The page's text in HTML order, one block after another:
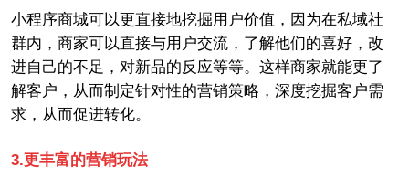
小程序商城可以更直接地挖掘用户价值，因为在私域社
群内，商家可以直接与用户交流，了解他们的喜好， 改
进自己的不足， 对新品的反应等等。这样商家就能更了
解客户，从而制定针对性的营销策略，深度挖掘客户需
求，从而促进转化。
3.更丰富的营销玩法